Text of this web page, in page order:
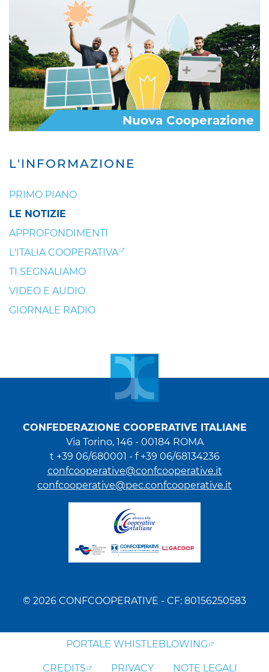
L'INFORMAZIONE
PRIMO PIANO
LE NOTIZIE
APPROFONDIMENTI
L'ITALIA COOPERATIVA
TI SEGNALIAMO
VIDEO E AUDIO
GIORNALE RADIO
Nuova Cooperazione
CONFEDERAZIONE COOPERATIVE ITALIANE
Via Torino, 146 - 00184 ROMA
t +39 06/680001 - f +39 06/68134236
confcooperative@confcooperative.it
confcooperative@pec.confcooperative.it
© 2026 CONFCOOPERATIVE - CF: 80156250583
PORTALE WHISTLEBLOWING
CREDITS PRIVACY NOTE LEGALI